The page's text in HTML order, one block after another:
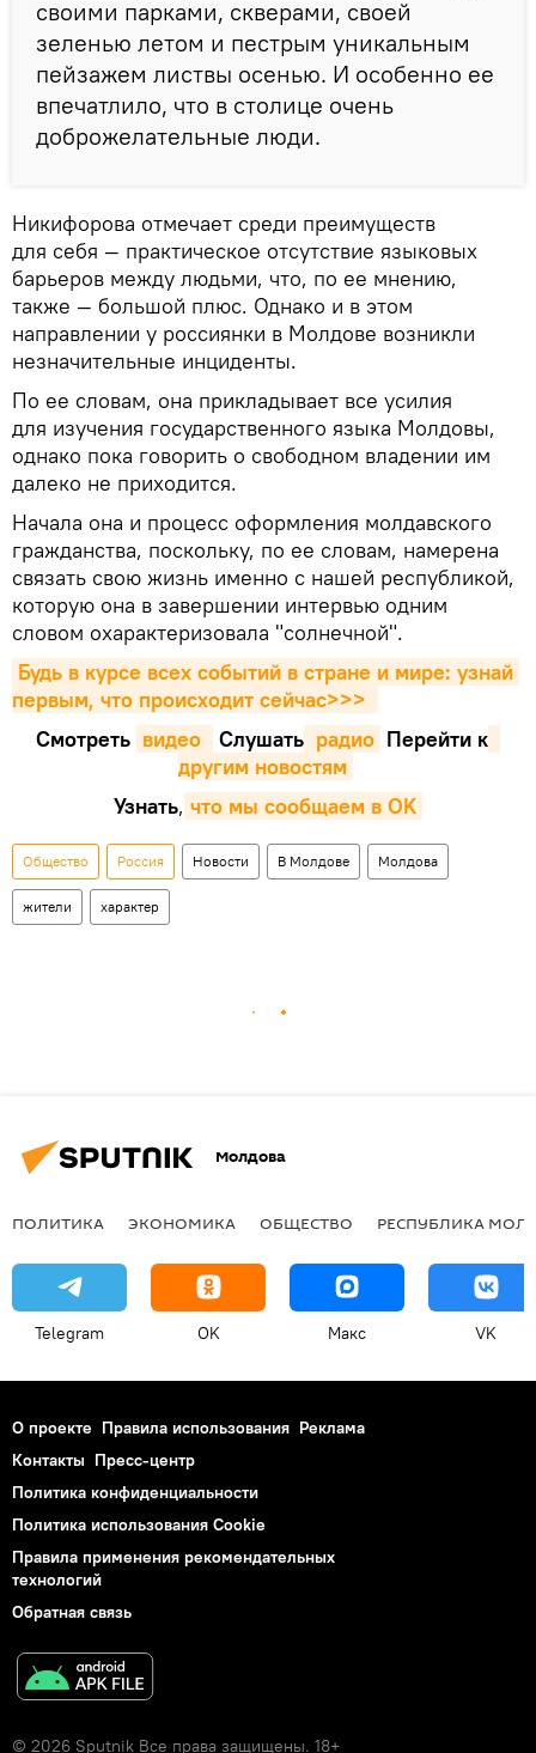
своими парками, скверами, своей
зеленью летом и пестрым уникальным
пейзажем листвы осенью. И особенно ее
впечатлило, что в столице очень
доброжелательные люди.
Никифорова отмечает среди преимуществ
для себя — практическое отсутствие языковых
барьеров между людьми, что, по ее мнению,
также — большой плюс. Однако и в этом
направлении у россиянки в Молдове возникли
незначительные инциденты.
По ее словам, она прикладывает все усилия
для изучения государственного языка Молдовы,
однако пока говорить о свободном владении им
далеко не приходится.
Начала она и процесс оформления молдавского
гражданства, поскольку, по ее словам, намерена
связать свою жизнь именно с нашей республикой,
которую она в завершении интервью одним
словом охарактеризовала "солнечной".
Будь в курсе всех событий в стране и мире: узнай
первым, что происходит сейчаc>>>
Смотреть видео Cлушать радио Перейти к
другим новостям
Узнать, что мы сообщаем в OK
Общество Россия Новости В Молдове Молдова
жители характер
Молдова
ПОЛИТИКА ЭКОНОМИКА ОБЩЕСТВО РЕСПУБЛИКА
Telegram OK Макс VK
О проекте Правила использования Реклама
Контакты Пресс-центр
Политика конфиденциальности
Политика использования Cookie
Правила применения рекомендательных
технологий
Обратная связь
© 2026 Sputnik Все права защищены. 18+